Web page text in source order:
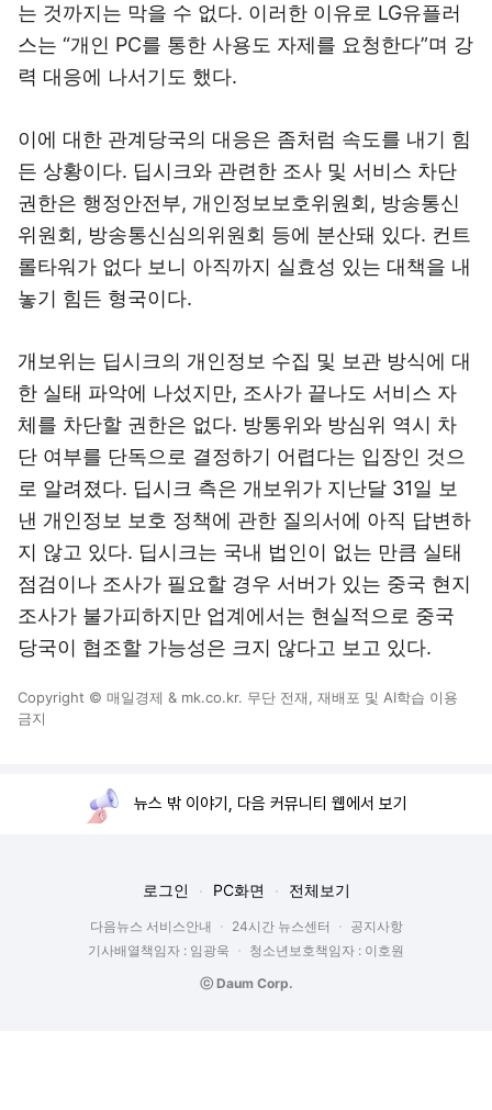
는 것까지는 막을 수 없다. 이러한 이유로 LG유플러
스는 “개인 PC를 통한 사용도 자제를 요청한다”며 강
력 대응에 나서기도 했다.
이에 대한 관계당국의 대응은 좀처럼 속도를 내기 힘
든 상황이다. 딥시크와 관련한 조사 및 서비스 차단
권한은 행정안전부, 개인정보보호위원회, 방송통신
위원회, 방송통신심의위원회 등에 분산돼 있다. 컨트
롤타워가 없다 보니 아직까지 실효성 있는 대책을 내
놓기 힘든 형국이다.
개보위는 딥시크의 개인정보 수집 및 보관 방식에 대
한 실태 파악에 나섰지만, 조사가 끝나도 서비스 자
체를 차단할 권한은 없다. 방통위와 방심위 역시 차
단 여부를 단독으로 결정하기 어렵다는 입장인 것으
로 알려졌다. 딥시크 측은 개보위가 지난달 31일 보
낸 개인정보 보호 정책에 관한 질의서에 아직 답변하
지 않고 있다. 딥시크는 국내 법인이 없는 만큼 실태
점검이나 조사가 필요할 경우 서버가 있는 중국 현지
조사가 불가피하지만 업계에서는 현실적으로 중국
당국이 협조할 가능성은 크지 않다고 보고 있다.
Copyright © 매일경제 & mk.co.kr. 무단 전재, 재배포 및 AI학습 이용
금지
뉴스 밖 이야기, 다음 커뮤니티 웹에서 보기
로그인 PC화면 전체보기
다음뉴스 서비스안내 24시간 뉴스센터
공지사항
기사배열책임자 : 임광욱
청소년보호책임자 : 이호원
ⓒ Daum Corp.